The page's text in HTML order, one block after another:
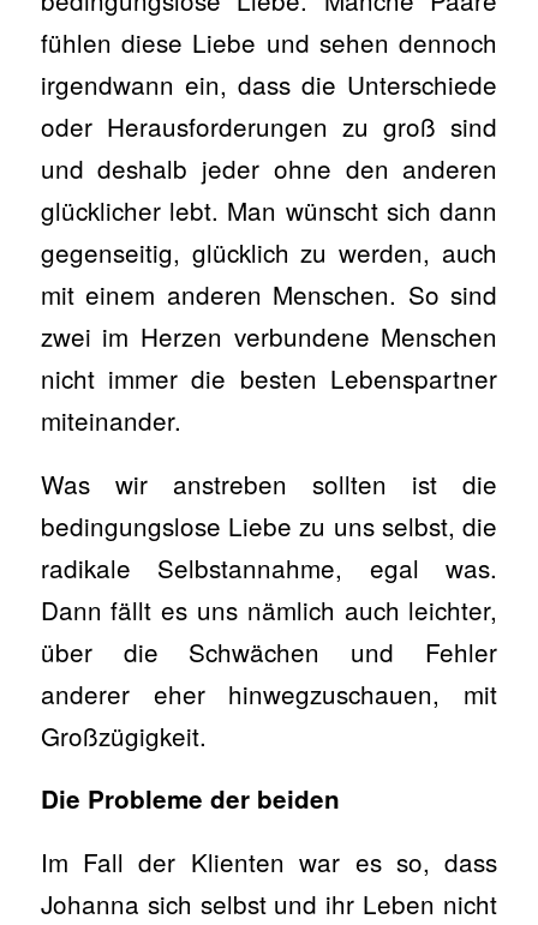
fühlen diese Liebe und sehen dennoch
irgendwann ein, dass die Unterschiede
oder Herausforderungen zu groß sind
und deshalb jeder ohne den anderen
glücklicher lebt. Man wünscht sich dann
gegenseitig, glücklich zu werden, auch
mit einem anderen Menschen. So sind
zwei im Herzen verbundene Menschen
nicht immer die besten Lebenspartner
miteinander.
Was wir anstreben sollten ist die
bedingungslose Liebe zu uns selbst, die
radikale Selbstannahme, egal was.
Dann fällt es uns nämlich auch leichter,
über die Schwächen und Fehler
anderer eher hinwegzuschauen, mit
Großzügigkeit.
Die Probleme der beiden
Im Fall der Klienten war es so, dass
Johanna sich selbst und ihr Leben nicht